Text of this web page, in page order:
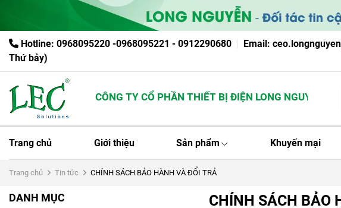
Hotline: 0968095220 -0968095221 - 0912290680 Email:
Thứ bảy)
CÔNG TY CỔ PHẦN THIẾT BỊ ĐIỆN LONG NGUYỄN
Trang chủ Giới thiệu Sản phẩm Khuyến mại
Trang chủ Tin tức CHÍNH SÁCH BẢO HÀNH VÀ ĐỔI TRẢ
DANH MỤC CHÍNH SÁCH BẢO